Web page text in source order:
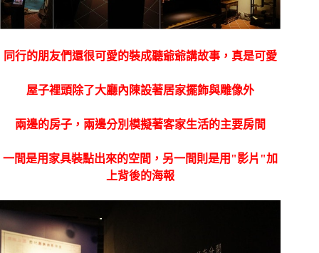
同行的朋友們還很可愛的裝成聽爺爺講故事，真是可愛
屋子裡頭除了大廳內陳設著居家擺飾與雕像外
兩邊的房子，兩邊分別模擬著客家生活的主要房間
一間是用家具裝點出來的空間，另一間則是用"影片"加
上背後的海報